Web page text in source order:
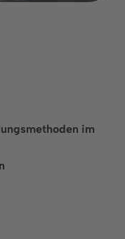
im